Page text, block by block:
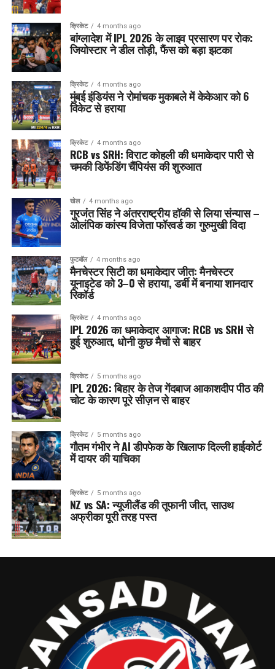
क्रिकेट 4 months ago
बांग्लादेश में IPL 2026 के लाइव प्रसारण पर रोक:
जियोस्टार ने डील तोड़ी, फैंस को बड़ा झटका
क्रिकेट 4 months ago
मुंबई इंडियंस ने रोमांचक मुकाबले में केकेआर को 6
विकेट से हराया
क्रिकेट 4 months ago
RCB vs SRH: विराट कोहली की धमाकेदार पारी से
चमकी डिफेंडिंग चैंपियंस की शुरुआत
खेल 4 months ago
गुरजंत सिंह ने अंतरराष्ट्रीय हॉकी से लिया संन्यास –
ओलंपिक कांस्य विजेता फॉरवर्ड का गुरुमुखी विदा
फुटबॉल 4 months ago
मैनचेस्टर सिटी का धमाकेदार जीत: मैनचेस्टर
यूनाइटेड को 3–0 से हराया, डर्बी में बनाया शानदार
रिकॉर्ड
क्रिकेट 4 months ago
IPL 2026 का धमाकेदार आगाज: RCB vs SRH से
हुई शुरुआत, धोनी कुछ मैचों से बाहर
क्रिकेट 5 months ago
IPL 2026: बिहार के तेज गेंदबाज आकाशदीप पीठ की
चोट के कारण पूरे सीज़न से बाहर
क्रिकेट 5 months ago
गौतम गंभीर ने AI डीपफेक के खिलाफ दिल्ली हाईकोर्ट
में दायर की याचिका
क्रिकेट 5 months ago
NZ vs SA: न्यूजीलैंड की तूफानी जीत, साउथ
अफ्रीका पूरी तरह पस्त